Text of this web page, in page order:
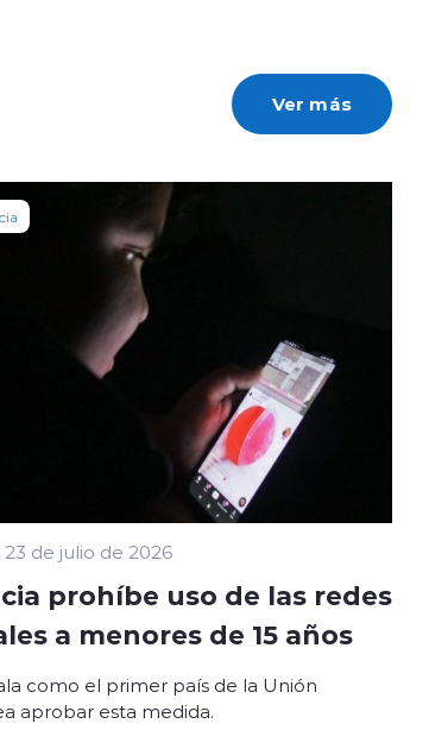
Ver más
de julio de 2026
prohíbe uso de las redes
a menores de 15 años
como el primer país de la Unión
aprobar esta medida.